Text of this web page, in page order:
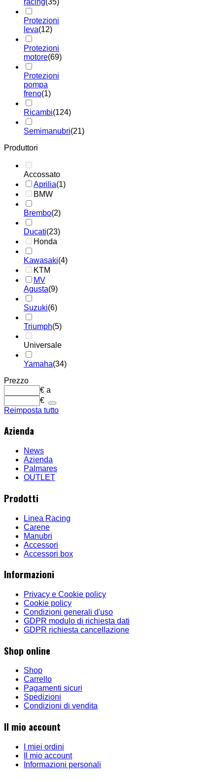
Protezioni
leva(12)
Protezioni
motore(69)
Protezioni
pompa
freno(1)
Ricambi(124)
Semimanubri(21)
Produttori
Accossato
Aprilia(1)
BMW
Brembo(2)
Ducati(23)
Honda
Kawasaki(4)
KTM
MV
Agusta(9)
Suzuki(6)
Triumph(5)
Universale
Yamaha(34)
Prezzo
€ a
€
Reimposta tutto
Azienda
News
Azienda
Palmares
OUTLET
Prodotti
Linea Racing
Carene
Manubri
Accessori
Accessori box
Informazioni
Privacy e Cookie policy
Cookie policy
Condizioni generali d'uso
GDPR modulo di richiesta dati
GDPR richiesta cancellazione
Shop online
Shop
Carrello
Pagamenti sicuri
Spedizioni
Condizioni di vendita
Il mio account
I miei ordini
Il mio account
Informazioni personali